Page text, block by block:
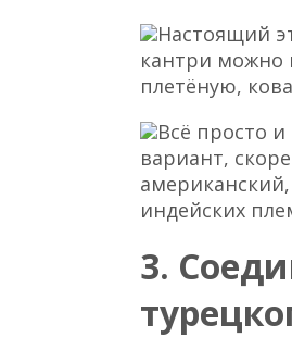
Настоящий
кантри можно
плетёную,
Всё просто
вариант,
индейских
3.